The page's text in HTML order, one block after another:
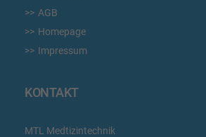
AGB
Homepage
Impressum
KONTAKT
MTL Medtizintechnik